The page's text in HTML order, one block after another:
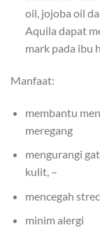
oil, jojoba oil
Aquila dapat
mark pada ibu
Manfaat:
membantu
meregang
mengurangi
kulit, –
mencegah
minim alergi